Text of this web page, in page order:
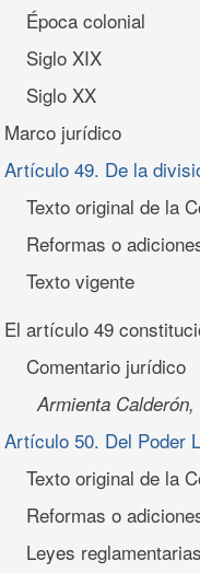
Época colonial
Siglo XIX
Siglo XX
Marco jurídico
Artículo 49. De la
Texto original de la
Reformas o
Texto vigente
El artículo 49
Comentario jurídico
Armienta
Artículo 50. Del Poder
Texto original de la
Reformas o
Leyes